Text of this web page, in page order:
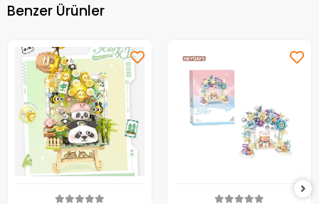
Benzer Ürünler